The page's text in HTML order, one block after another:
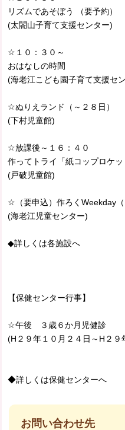
リズムであそぼう （要予約）
(太閤山子育て支援センター)
☆１０：３０～
おはなしの時間
(海老江こども園子育て支援セ
☆ぬりえランド（～２８日）
(下村児童館)
☆放課後～１６：４０
作ってトライ「紙コップロケッ
(戸破児童館)
☆（要申込）作ろくWeekday（
(海老江児童センター)
◆詳しくは各施設へ
【保健センター行事】
☆午後 ３歳６か月児健診
(H２９年１０月２４日～H２９
◆詳しくは保健センターへ
お問い合わせ先